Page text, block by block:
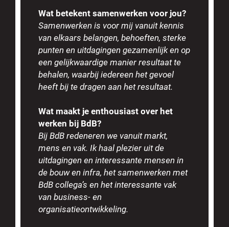
Wat betekent samenwerken voor jou?
Samenwerken is voor mij vanuit kennis
van elkaars belangen, behoeften, sterke
punten en uitdagingen gezamenlijk en op
een gelijkwaardige manier resultaat te
behalen, waarbij iedereen het gevoel
heeft bij te dragen aan het resultaat.
Wat maakt je enthousiast over het
werken bij BdB?
Bij BdB redeneren we vanuit markt,
mens en vak. Ik haal plezier uit de
uitdagingen en interessante mensen in
de bouw en infra, het samenwerken met
BdB collega’s en het interessante vak
van business- en
organisatieontwikkeling.